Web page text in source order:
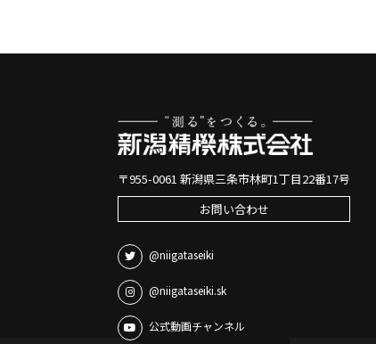
〒955-0061 新潟県三条市林町1丁目22番17号
お問い合わせ
@niigataseiki
@niigataseiki.sk
公式動画チャンネル